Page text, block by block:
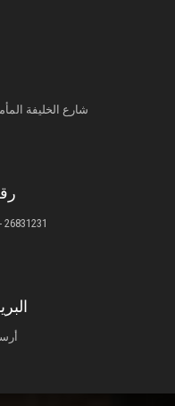
شارع الخليفة
26831231 - 26831417 - 26831474